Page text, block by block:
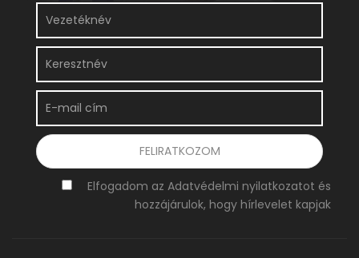
Elfogadom az Adatvédelmi nyilatkozatot és
hozzájárulok, hogy hírlevelet kapjak